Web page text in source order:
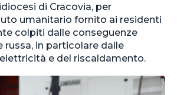
di Cracovia, per
umanitario fornito ai residenti
colpiti dalle conseguenze
russa, in particolare dalle
e del riscaldamento.